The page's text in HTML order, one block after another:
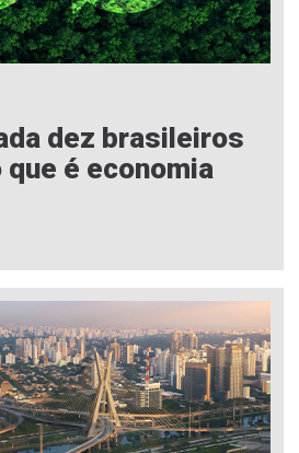
dez brasileiros
que é economia